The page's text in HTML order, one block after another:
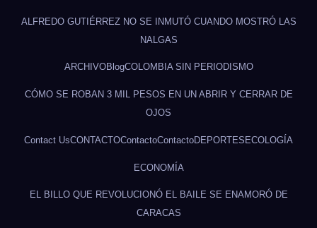
ALFREDO GUTIÉRREZ NO SE INMUTÓ CUANDO MOSTRÓ LAS
NALGAS
ARCHIVOBlogCOLOMBIA SIN PERIODISMO
CÓMO SE ROBAN 3 MIL PESOS EN UN ABRIR Y CERRAR DE
OJOS
Contact UsCONTACTOContactoContactoDEPORTES ECOLOGÍA
ECONOMÍA
EL BILLO QUE REVOLUCIONÓ EL BAILE SE ENAMORÓ DE
CARACAS